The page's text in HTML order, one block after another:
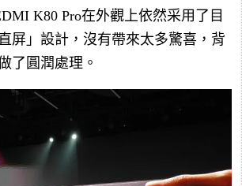
K80 Pro在外觀上依然采用了目
屏」設計，沒有帶來太多驚喜，背
了圓潤處理。